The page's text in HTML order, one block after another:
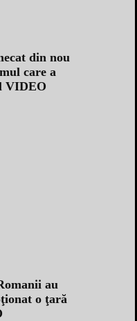
din nou
care a
VIDEO
au
o ţară